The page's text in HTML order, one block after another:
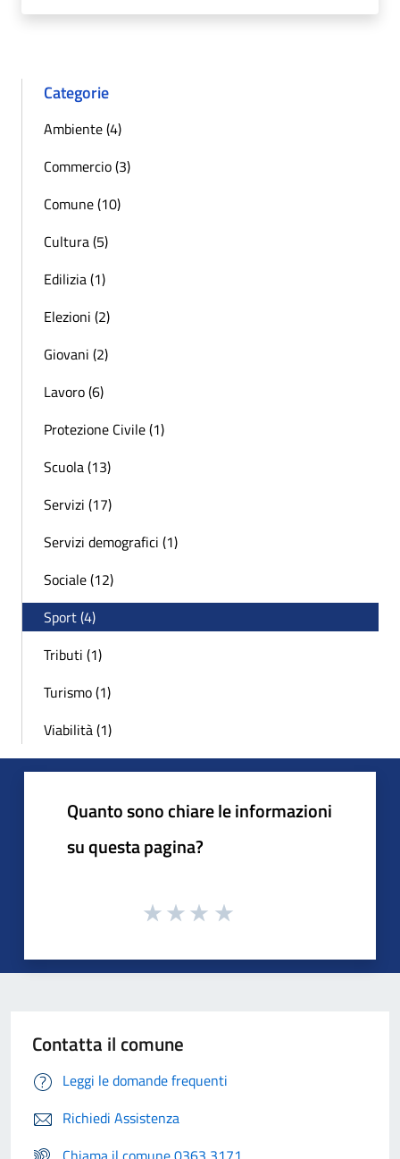
Categorie
Ambiente (4)
Commercio (3)
Comune (10)
Cultura (5)
Edilizia (1)
Elezioni (2)
Giovani (2)
Lavoro (6)
Protezione Civile (1)
Scuola (13)
Servizi (17)
Servizi demografici (1)
Sociale (12)
Sport (4)
Tributi (1)
Turismo (1)
Viabilità (1)
Quanto sono chiare le informazioni
su questa pagina?
Contatta il comune
Leggi le domande frequenti
Richiedi Assistenza